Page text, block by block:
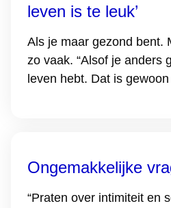
leven is te leuk’
Als je maar gezond bent.
zo vaak. “Alsof je anders
leven hebt. Dat is
Ongemakkelijke
“Praten over intimiteit en